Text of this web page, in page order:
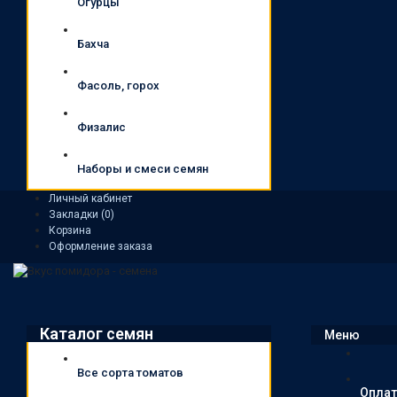
Бахча
Фасоль, горох
Физалис
Наборы и смеси семян
Личный кабинет
Закладки (0)
Корзина
Оформление заказа
Каталог семян
Все сорта томатов
Меню